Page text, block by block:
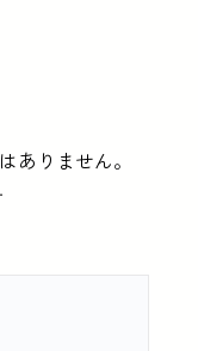
ありません。